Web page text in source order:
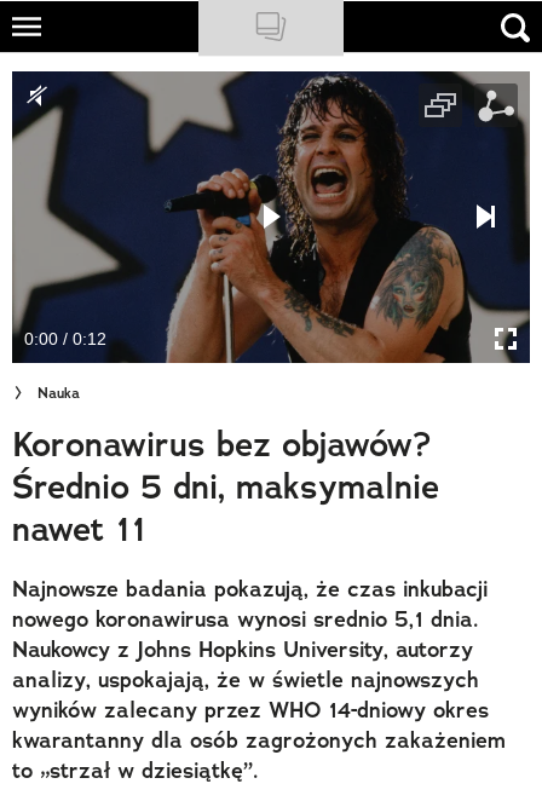
Skip
main
content
NATIONAL GEOGRAPHIC
TRAVELER
PODCASTY
Newsletter
Cuda Polski
Wielki Konkurs Fotograficzny
Trendbook Podróżniczy
Polecane
0:00 / 0:12
Nauka
Koronawirus bez objawów?
Średnio 5 dni, maksymalnie
nawet 11
Najnowsze badania pokazują, że czas inkubacji
nowego koronawirusa wynosi srednio 5,1 dnia.
Naukowcy z Johns Hopkins University, autorzy
analizy, uspokajają, że w świetle najnowszych
wyników zalecany przez WHO 14-dniowy okres
kwarantanny dla osób zagrożonych zakażeniem
to „strzał w dziesiątkę”.